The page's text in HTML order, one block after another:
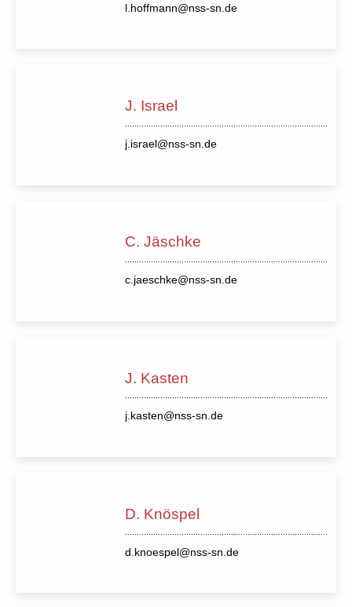
l.hoffmann@nss-sn.de
J. Israel
j.israel@nss-sn.de
C. Jäschke
c.jaeschke@nss-sn.de
J. Kasten
j.kasten@nss-sn.de
D. Knöspel
d.knoespel@nss-sn.de